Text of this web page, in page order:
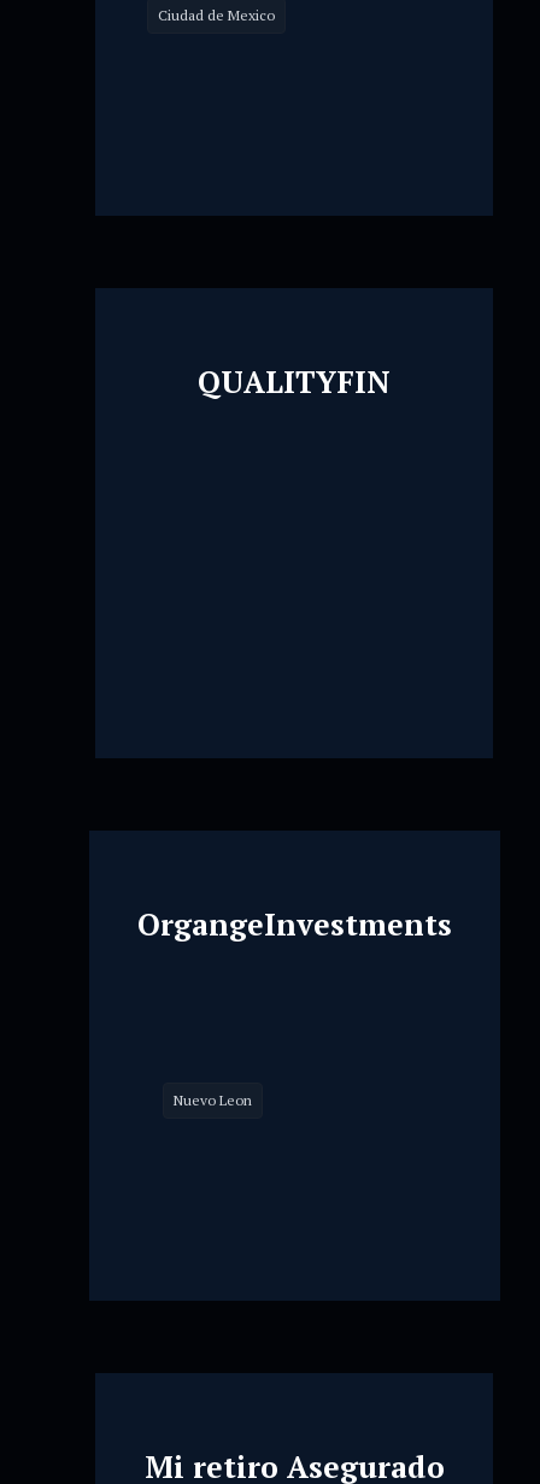
Ciudad de Mexico
QUALITYFIN
OrgangeInvestments
Nuevo Leon
Mi retiro Asegurado